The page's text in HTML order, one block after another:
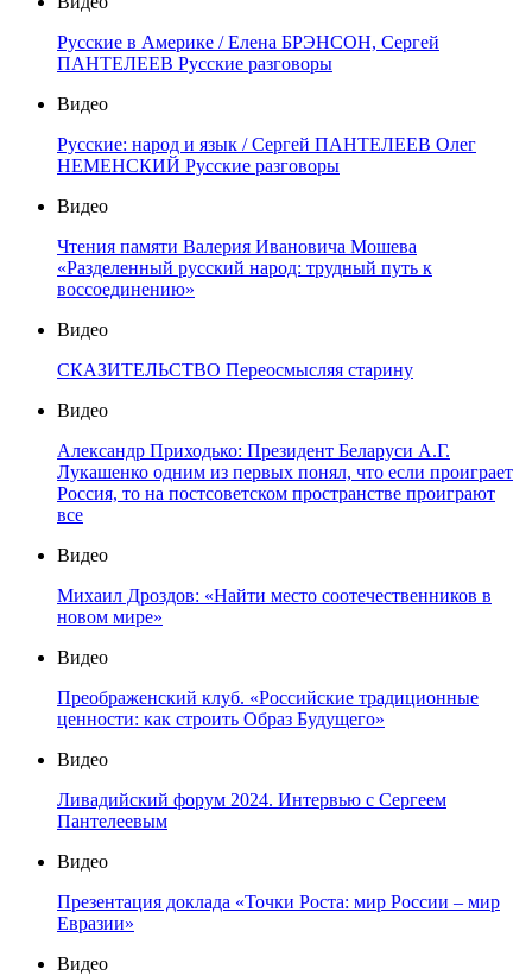
Русские в Америке / Елена БРЭНСОН, Сергей
ПАНТЕЛЕЕВ Русские разговоры
Видео
Русские: народ и язык / Сергей ПАНТЕЛЕЕВ Олег
НЕМЕНСКИЙ Русские разговоры
Видео
Чтения памяти Валерия Ивановича Мошева
«Разделенный русский народ: трудный путь к
воссоединению»
Видео
СКАЗИТЕЛЬСТВО Переосмысляя старину
Видео
Александр Приходько: Президент Беларуси А.Г.
Лукашенко одним из первых понял, что если проиграет
Россия, то на постсоветском пространстве проиграют
все
Видео
Михаил Дроздов: «Найти место соотечественников в
новом мире»
Видео
Преображенский клуб. «Российские традиционные
ценности: как строить Образ Будущего»
Видео
Ливадийский форум 2024. Интервью с Сергеем
Пантелеевым
Видео
Презентация доклада «Точки Роста: мир России – мир
Евразии»
Видео